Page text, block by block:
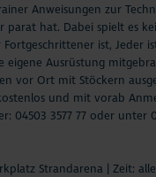
Anweisungen zur
parat hat. Dabei spielt es
ist, Jeder
eigene Ausrüstung
vor Ort mit Stöckern
und mit vorab
04503 3577 77 oder unter
Strandarena | Zeit: